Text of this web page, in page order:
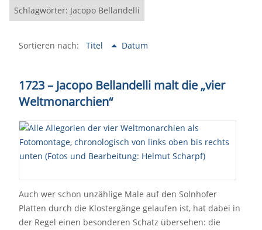
Schlagwörter: Jacopo Bellandelli
Sortieren nach: Titel Datum
1723 – Jacopo Bellandelli malt die „vier
Weltmonarchien“
Auch wer schon unzählige Male auf den Solnhofer
Platten durch die Klostergänge gelaufen ist, hat dabei in
der Regel einen besonderen Schatz übersehen: die